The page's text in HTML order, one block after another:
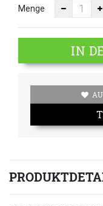
Menge
IN